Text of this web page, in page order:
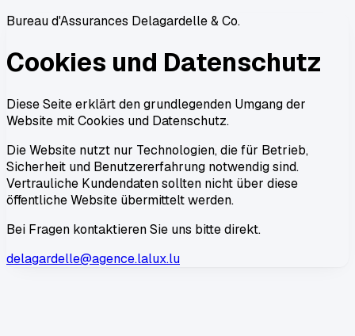
Bureau d'Assurances Delagardelle & Co.
Cookies und Datenschutz
Diese Seite erklärt den grundlegenden Umgang der
Website mit Cookies und Datenschutz.
Die Website nutzt nur Technologien, die für Betrieb,
Sicherheit und Benutzererfahrung notwendig sind.
Vertrauliche Kundendaten sollten nicht über diese
öffentliche Website übermittelt werden.
Bei Fragen kontaktieren Sie uns bitte direkt.
delagardelle@agence.lalux.lu